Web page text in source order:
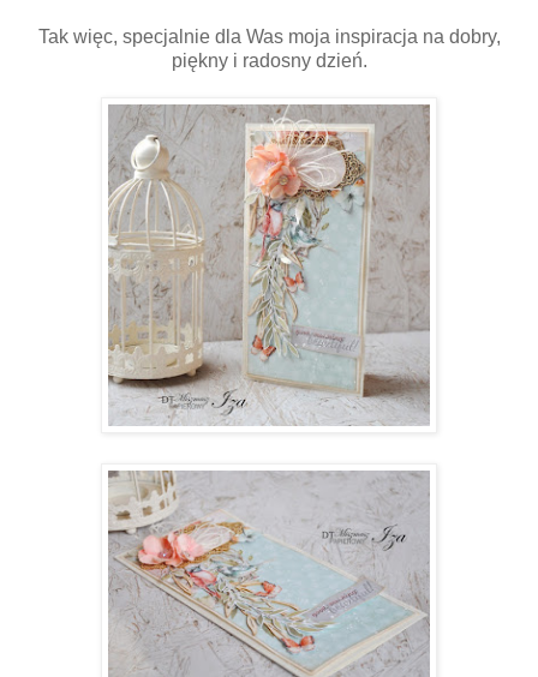
Tak więc, specjalnie dla Was moja inspiracja na dobry,
piękny i radosny dzień.